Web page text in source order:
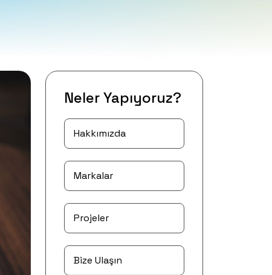
Neler Yapıyoruz?
Hakkımızda
Markalar
Projeler
Bize Ulaşın